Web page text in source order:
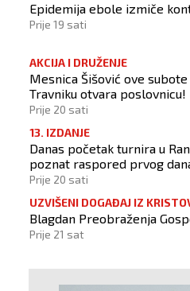
Epidemija ebole izmiče
Prije 19 sati
AKCIJA I DRUŽENJE
Mesnica Šišović ove
Travniku otvara poslovnicu!
Prije 20 sati
13. IZDANJE
Danas početak turnira u
poznat raspored prvog
Prije 20 sati
UZVIŠENI DOGAĐAJ IZ
Blagdan Preobraženja
Prije 21 sat